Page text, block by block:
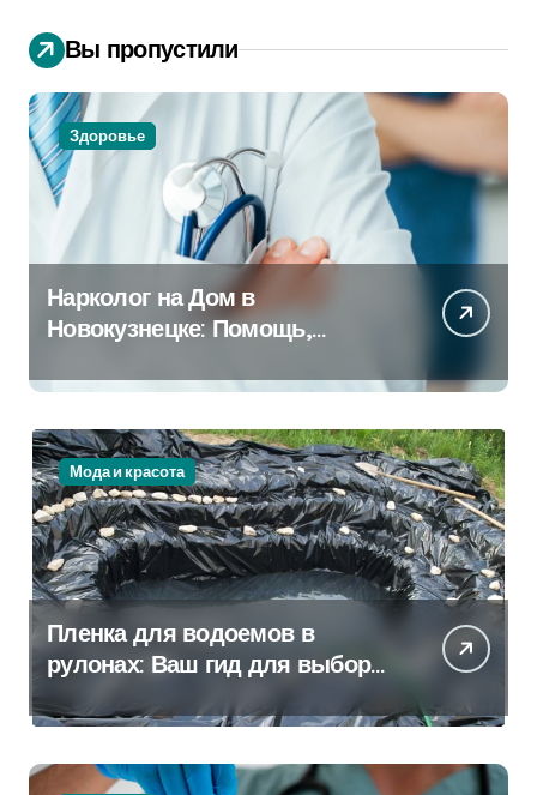
Вы пропустили
Здоровье
Нарколог на Дом в
Новокузнецке: Помощь,
Мода и красота
Пленка для водоемов в
рулонах: Ваш гид для выбора